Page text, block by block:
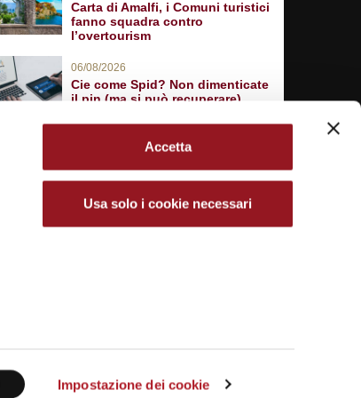
Impostazione dei cookie
Accetta
Usa solo i cookie necessari
Carta di Amalfi, i Comuni turistici
fanno squadra contro
l’overtourism
06/08/2026
Cie come Spid? Non dimenticate
il pin (ma si può recuperare)